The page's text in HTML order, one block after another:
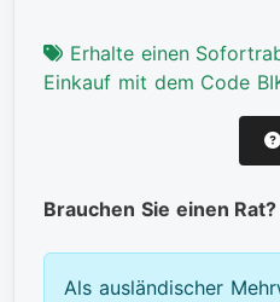
Erhalte einen
Einkauf mit dem Code
Brauchen Sie einen
Als ausländischer